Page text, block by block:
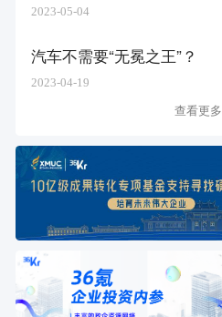
2023-05-04
汽车不需要“无冕之王”？
2023-04-19
查看更多